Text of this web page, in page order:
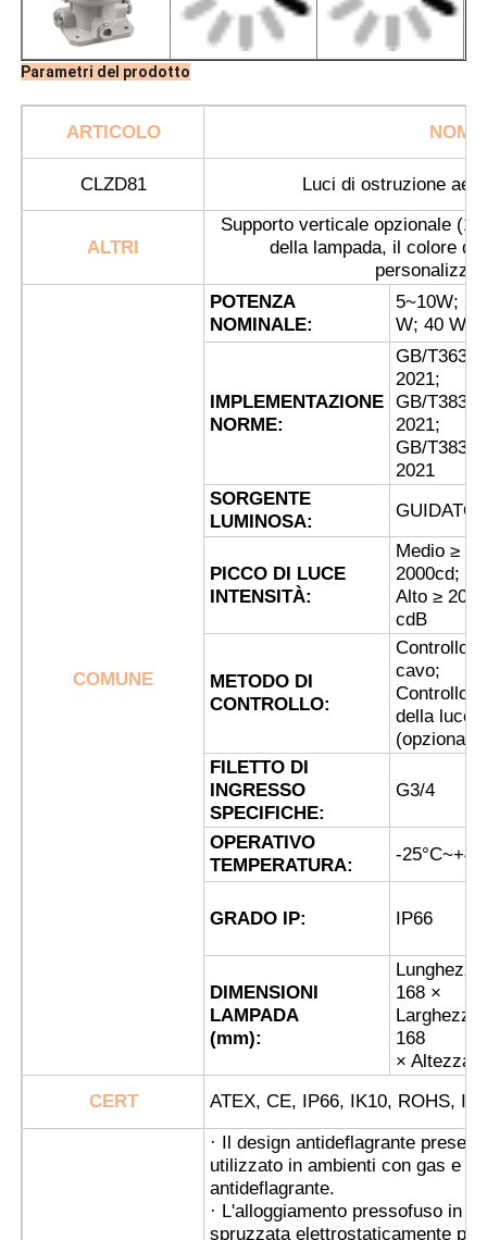
Casa
Prodotti
Chi siamo
Richiedere un preventivo
Illuminazione protetta contro le esplosioni
Luce protetta contro le esplosioni dell'allarme
Casella a prova di esplosione
interruttore antideflagrante
spina ed incavo protetti contro le esplosioni
Parametri del prodotto
ARTICOLO
CLZD81 Luci di ostruzione
ALTRI
Supporto verticale opzionale (1
della lampada, il colore
COMUNE
POTENZA
NOMINALE:
5~10W; 20
W; 40 W
IMPLEMENTAZIONE
NORME:
GB/
2021;
GB/
2021;
GB/
2021
SORGENTE
LUMINOSA:
GUIDATO
PICCO DI LUCE
INTENSITÀ:
Medio ≥
2000cd;
Alto ≥
cdB
METODO DI
CONTROLLO:
Controllo
cavo;
Controllo
della luce
(opzionale)
FILETTO DI
INGRESSO
SPECIFICHE:
G3/4
OPERATIVO
TEMPERATURA:
-
GRADO IP: IP66
DIMENSIONI
LAMPADA
(mm):
Lunghezza
168 ×
Larghezza
168
× Altezza
CERT
ATEX, CE, IP66, IK10, ROHS,
· Il design antideflagrante
utilizzato in ambienti con gas e
antideflagrante.
· L'alloggiamento pressofuso in
spruzzata elettrostaticamente